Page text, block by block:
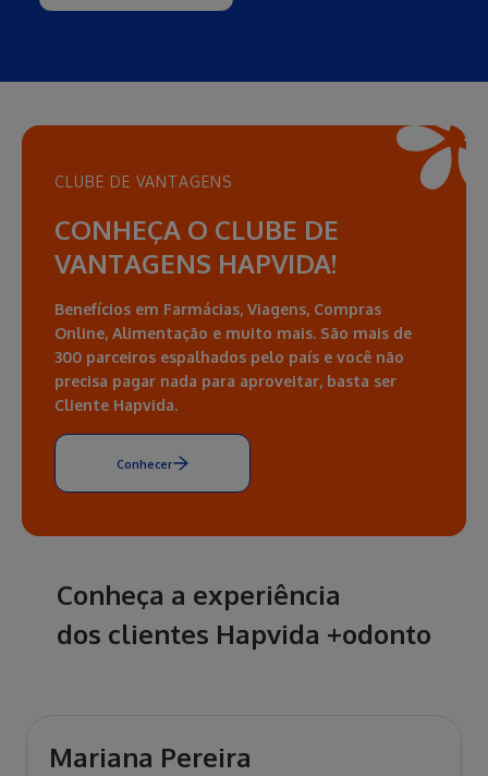
CLUBE DE VANTAGENS
CONHEÇA O CLUBE DE
VANTAGENS HAPVIDA!
Benefícios em Farmácias, Viagens, Compras
Online, Alimentação e muito mais. São mais de
300 parceiros espalhados pelo país e você não
precisa pagar nada para aproveitar, basta ser
Cliente Hapvida.
Conhecer
Conheça a experiência
dos clientes Hapvida +odonto
Mariana Pereira